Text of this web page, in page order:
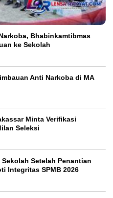
Bhabinkamtibmas
ke Sekolah
Anti Narkoba di MA
Minta Verifikasi
Seleksi
Setelah Penantian
Integritas SPMB 2026